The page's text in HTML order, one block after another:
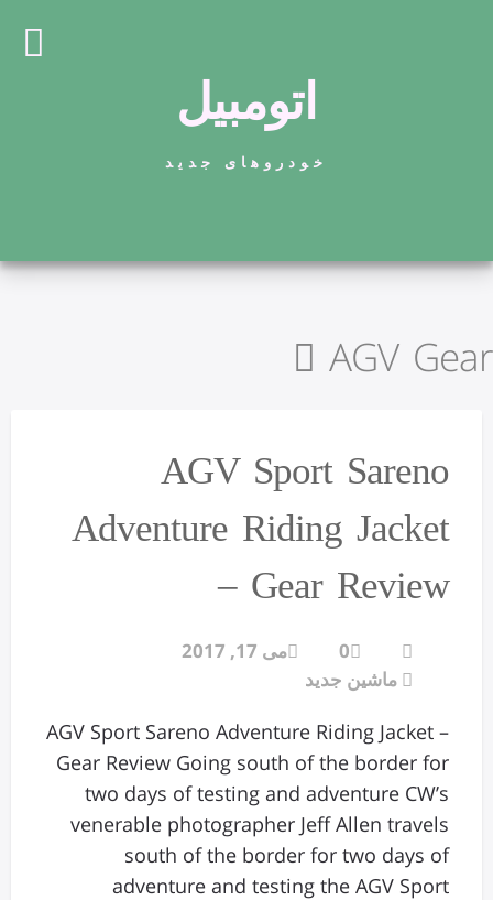
اتومبیل
خودروهای جدید
AGV Gear
AGV Sport Sareno
Adventure Riding Jacket
– Gear Review
0
می 17, 2017
ماشین جدید
AGV Sport Sareno Adventure Riding Jacket –
Gear Review Going south of the border for
two days of testing and adventure CW’s
venerable photographer Jeff Allen travels
south of the border for two days of
adventure and testing the AGV Sport